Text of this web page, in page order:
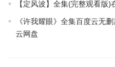
【定风波】全集(完整观看版)
《许我耀眼》全集百度云无
云网盘